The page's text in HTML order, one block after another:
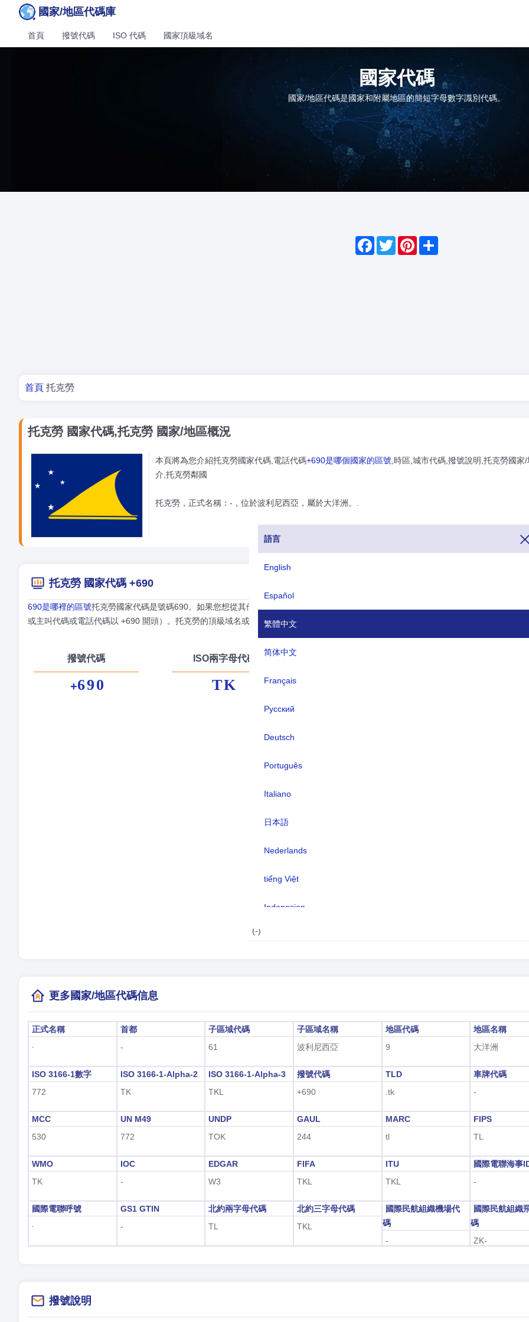
國家/地區代碼庫
語言
English
Español
繁體中文
简体中文
Français
Русский
Deutsch
Português
Italiano
日本語
Nederlands
tiếng Việt
Indonesian
首頁 撥號代碼 ISO 代碼 國家頂級域名
國家代碼
國家/地區代碼是國家和附屬地區的簡短字母數字識別代碼。
Facebook
Twitter
Pinterest
Share
你在這裡
首頁 托克勞
托克勞 國家代碼,托克勞 國家/地區概況
本頁將為您介紹托克勞國家代碼,電話代碼+690是哪個國家的區號 ,時區,城市代碼,撥號說明,托克勞國家/
介,托克勞鄰國
托克勞，正式名稱：-，位於波利尼西亞，屬於大洋洲。.
托克勞 國家代碼 +690
690是哪裡的區號托克勞國家代碼是號碼690。如果您想從其他國家/地區撥打托克勞，可以在整個電話號碼之前撥打號碼690（托克勞的
或主叫代碼或電話代碼以 +690 開頭）。托克勞的頂級域名或 TLD 或國家/地區特定互聯網域名以 .tk 結尾，托克勞的貨幣名稱是新西蘭元
撥號代碼
+690
ISO兩字母代碼
TK
語言:
(-)
更多國家/地區代碼信息
正式名稱
-
首都
-
子區域代碼
61
子區域名稱
波利尼西亞
地區代碼
9
地區名稱
大洋洲
ISO 3166-1數字
772
ISO 3166-1-Alpha-2
TK
ISO 3166-1-Alpha-3
TKL
撥號代碼
+690
TLD
.tk
車牌代碼
-
MCC
530
UN M49
772
UNDP
TOK
GAUL
244
MARC
tl
FIPS
TL
WMO
TK
IOC
-
EDGAR
W3
FIFA
TKL
ITU
TKL
國際電聯海事
-
國際電聯呼號
-
GS1 GTIN
-
北約兩字母代碼
TL
北約三字母代碼
TKL
國際民航組織機場代
碼
-
國際民航組織
碼
ZK-
撥號說明